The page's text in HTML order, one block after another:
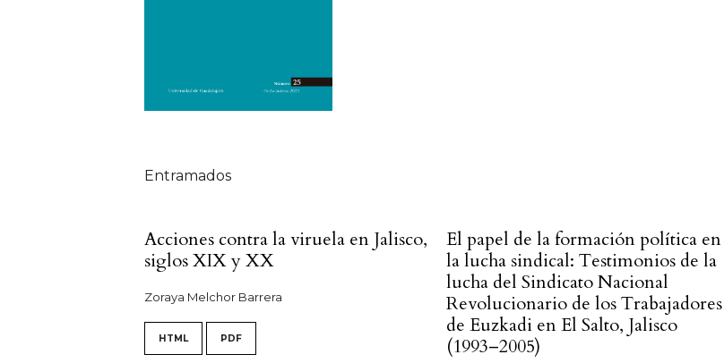
Entramados
Acciones contra la viruela en Jalisco,
siglos XIX y XX
Zoraya Melchor Barrera
HTML PDF
El papel de la formación política en
la lucha sindical: Testimonios de la
lucha del Sindicato Nacional
Revolucionario de los Trabajadores
de Euzkadi en El Salto, Jalisco
(1993–2005)